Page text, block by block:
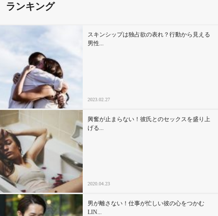
あるある
ドキドキ
仕事とキャリア
特集
占い・診断
ファッション・美容
グルメ
趣味・旅行
ランキング
スキンシップは独占欲の表れ？行動から見える
男性...
2023.02.27
興奮が止まらない！彼氏とのセックスを盛り上
げる...
2020.04.23
男が離さない！仕事が忙しい彼の心をつかむ
LIN...